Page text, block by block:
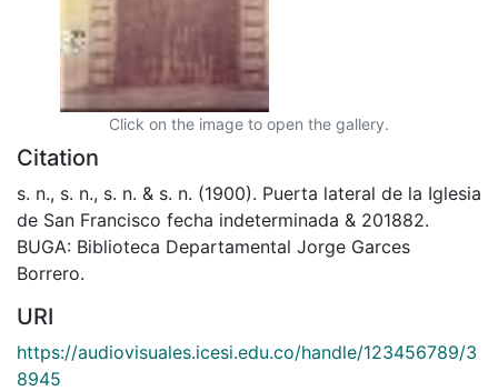
Click on the image to open the gallery.
Citation
s. n., s. n., s. n. & s. n. (1900). Puerta lateral de la Iglesia
de San Francisco fecha indeterminada & 201882.
BUGA: Biblioteca Departamental Jorge Garces
Borrero.
URI
https://audiovisuales.icesi.edu.co/handle/123456789/3
8945